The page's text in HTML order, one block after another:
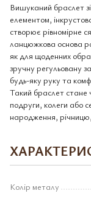
Вишуканий браслет
елементом,
створює рівномірне
ланцюжкова основа
як для щоденних
зручну регульовану
будь-яку руку та
Такий браслет
подруги, колеги або
народження,
Колір металу